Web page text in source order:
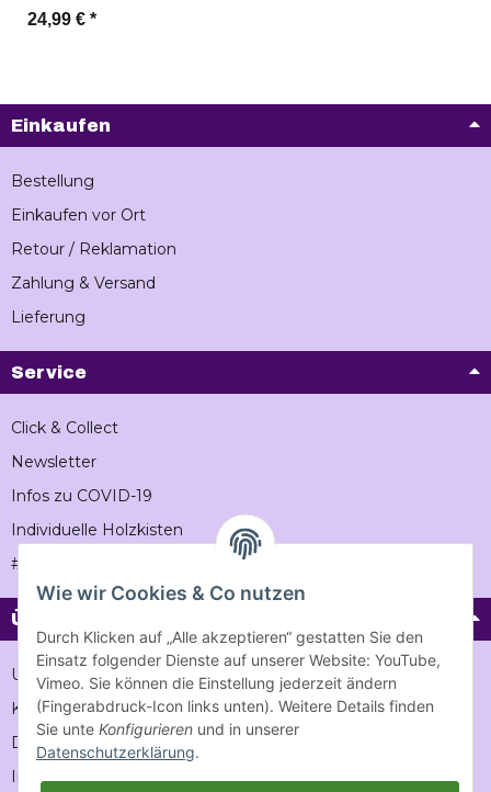
24,99 € *
Einkaufen
Bestellung
Einkaufen vor Ort
Retour / Reklamation
Zahlung & Versand
Lieferung
Service
Click & Collect
Newsletter
Infos zu COVID-19
Individuelle Holzkisten
#Vintageholzkiste
Über Vintage-holzkiste
Unternehmen
Karriere
Datenschutz
Impressum
Wie wir Cookies & Co nutzen
Durch Klicken auf „Alle akzeptieren“ gestatten Sie den
Einsatz folgender Dienste auf unserer Website: YouTube,
Vimeo. Sie können die Einstellung jederzeit ändern
(Fingerabdruck-Icon links unten). Weitere Details finden
Sie unte Konfigurieren und in unserer
Datenschutzerklärung.